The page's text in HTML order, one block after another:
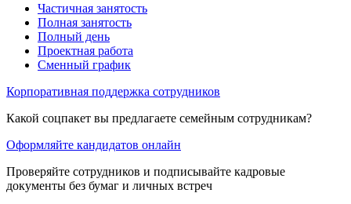
Частичная занятость
Полная занятость
Полный день
Проектная работа
Сменный график
Корпоративная поддержка сотрудников
Какой соцпакет вы предлагаете семейным сотрудникам?
Оформляйте кандидатов онлайн
Проверяйте сотрудников и подписывайте кадровые
документы без бумаг и личных встреч